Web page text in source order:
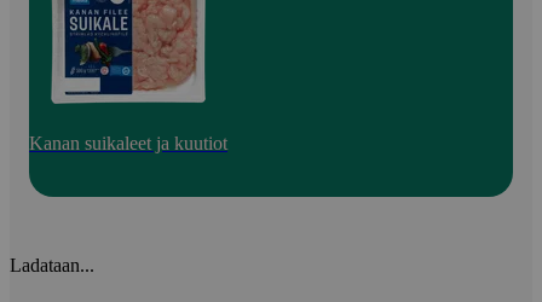
Kanan suikaleet ja kuutiot
Ladataan...